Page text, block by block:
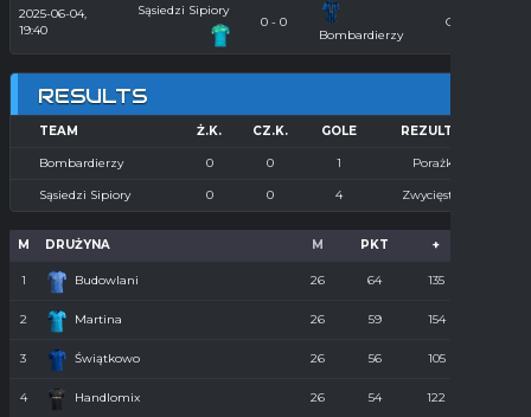
2025-06-04,
19:40
Sąsiedzi Sipiory
0 - 0
Bombardierzy
Orlik 2025
RESULTS
TEAM Ż.K. CZ.K. GOLE REZULTAT
Bombardierzy 0 0 1 Porażka
Sąsiedzi Sipiory 0 0 4 Zwycięstwo
M DRUŻYNA M PKT +
1 Budowlani 26 64 135
2 Martina 26 59 154
3 Świątkowo 26 56 105
4 Handlomix 26 54 122